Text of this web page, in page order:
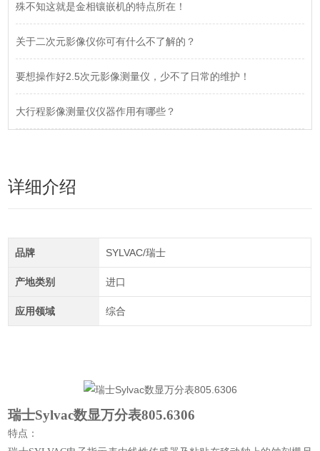
殊不知这就是金相镶嵌机的特点所在！
关于二次元影像仪你可有什么不了解的？
要想操作好2.5次元影像测量仪，少不了日常的维护！
大行程影像测量仪仪器作用有哪些？
详细介绍
品牌 SYLVAC/瑞士
产地类别 进口
应用领域 综合
瑞士Sylvac数显万分表805.6306
特点：